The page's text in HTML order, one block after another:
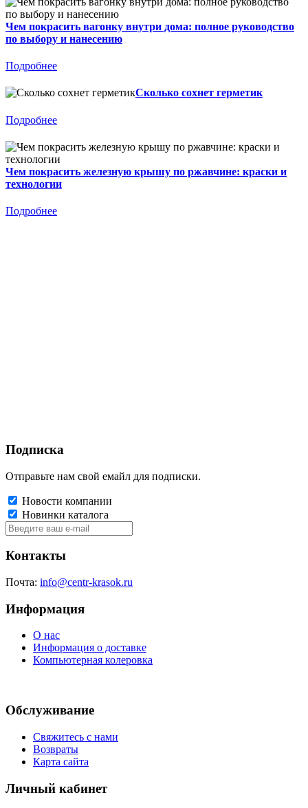
Чем покрасить вагонку внутри дома: полное руководство
по выбору и нанесению
Подробнее
Сколько сохнет герметик
Подробнее
Чем покрасить железную крышу по ржавчине: краски и
технологии
Подробнее
Подписка
Отправьте нам свой емайл для подписки.
Новости компании
Новинки каталога
Контакты
Почта: info@centr-krasok.ru
Информация
О нас
Информация о доставке
Компьютерная колеровка
Обслуживание
Свяжитесь с нами
Возвраты
Карта сайта
Личный кабинет